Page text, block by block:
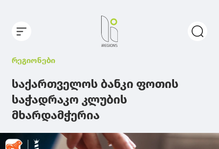
რეგიონები
საქართველოს ბანკი ფოთის
საჭადრაკო კლუბის
მხარდამჭერია